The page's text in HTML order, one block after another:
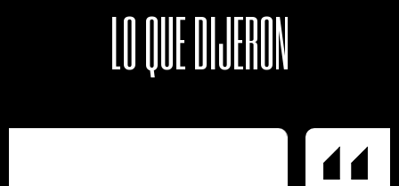
LO QUE DIJERON